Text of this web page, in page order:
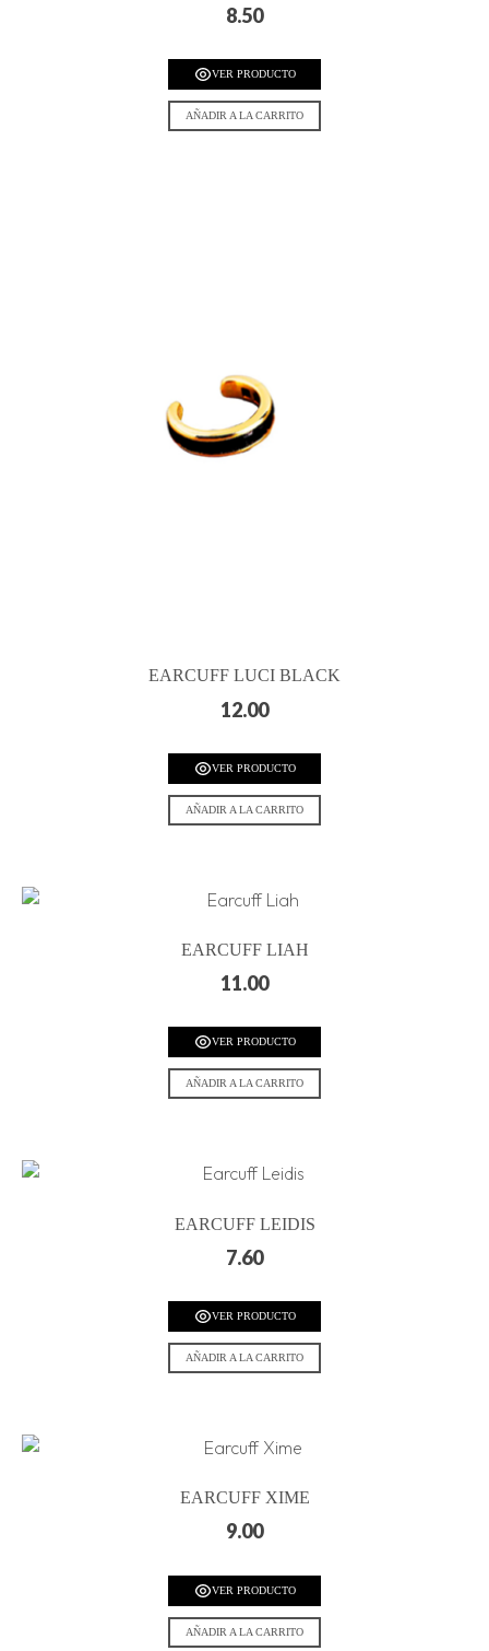
8.50
VER PRODUCTO
AÑADIR A LA CARRITO
EARCUFF LUCI BLACK
12.00
VER PRODUCTO
AÑADIR A LA CARRITO
EARCUFF LIAH
11.00
VER PRODUCTO
AÑADIR A LA CARRITO
EARCUFF LEIDIS
7.60
VER PRODUCTO
AÑADIR A LA CARRITO
EARCUFF XIME
9.00
VER PRODUCTO
AÑADIR A LA CARRITO